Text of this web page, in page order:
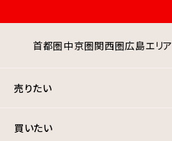
首都圏中京圏関西圏広島エリア
売りたい
買いたい